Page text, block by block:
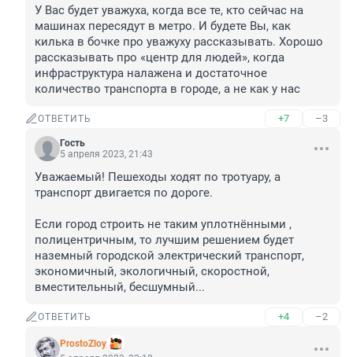
У Вас будет уважуха, когда все те, кто сейчас на
машинах пересядут в метро. И будете Вы, как
килька в бочке про уважуху рассказывать. Хорошо
рассказывать про «центр для людей», когда
инфраструктура налажена и достаточное
количество транспорта в городе, а не как у нас
ОТВЕТИТЬ +7 –3
Гость
5 апреля 2023, 21:43
Уважаемый! Пешеходы ходят по тротуару, а
транспорт двигается по дороге.
Если город строить не таким уплотнёнными ,
полицентричным, то лучшим решением будет
наземный городской электрический транспорт,
экономичный, экологичный, скоростной,
вместительный, бесшумный...
ОТВЕТИТЬ +4 –2
ProstoZloy